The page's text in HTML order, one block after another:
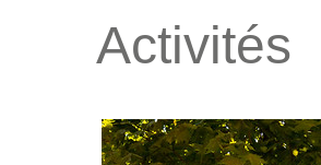
Activités